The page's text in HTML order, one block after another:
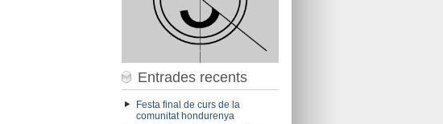
Entrades recents
Festa final de curs de la
comunitat hondurenya